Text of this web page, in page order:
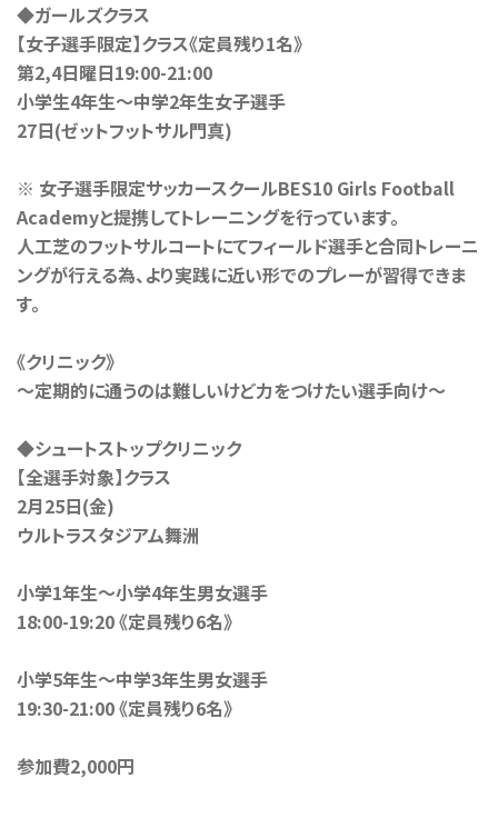
◆ガールズクラス
【女子選手限定】クラス《定員残り1名》
第2,4日曜日19:00-21:00
小学生4年生〜中学2年生女子選手
27日(ゼットフットサル門真)
※ 女子選手限定サッカースクールBES10 Girls Football
Academyと提携してトレーニングを行っています。
人工芝のフットサルコートにてフィールド選手と合同トレーニ
ングが行える為、より実践に近い形でのプレーが習得できま
す。
《クリニック》
〜定期的に通うのは難しいけど力をつけたい選手向け〜
◆シュートストップクリニック
【全選手対象】クラス
2月25日(金)
ウルトラスタジアム舞洲
小学1年生〜小学4年生男女選手
18:00-19:20 《定員残り6名》
小学5年生〜中学3年生男女選手
19:30-21:00 《定員残り6名》
参加費2,000円